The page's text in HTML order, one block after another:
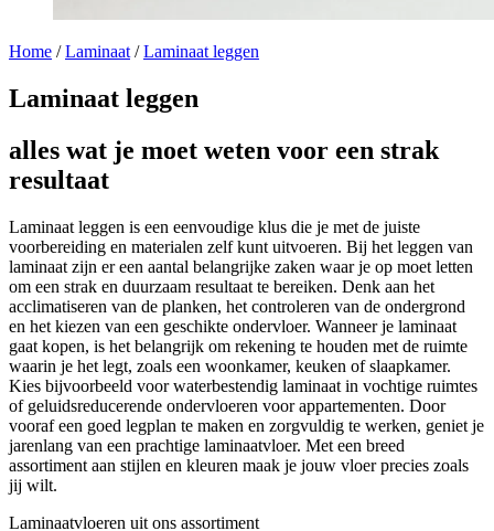
Home /Laminaat /Laminaat leggen
Laminaat leggen
alles wat je moet weten voor een strak
resultaat
Laminaat leggen is een eenvoudige klus die je met de juiste
voorbereiding en materialen zelf kunt uitvoeren. Bij het leggen van
laminaat zijn er een aantal belangrijke zaken waar je op moet letten
om een strak en duurzaam resultaat te bereiken. Denk aan het
acclimatiseren van de planken, het controleren van de ondergrond
en het kiezen van een geschikte ondervloer. Wanneer je laminaat
gaat kopen, is het belangrijk om rekening te houden met de ruimte
waarin je het legt, zoals een woonkamer, keuken of slaapkamer.
Kies bijvoorbeeld voor waterbestendig laminaat in vochtige ruimtes
of geluidsreducerende ondervloeren voor appartementen. Door
vooraf een goed legplan te maken en zorgvuldig te werken, geniet je
jarenlang van een prachtige laminaatvloer. Met een breed
assortiment aan stijlen en kleuren maak je jouw vloer precies zoals
jij wilt.
Laminaatvloeren uit ons assortiment